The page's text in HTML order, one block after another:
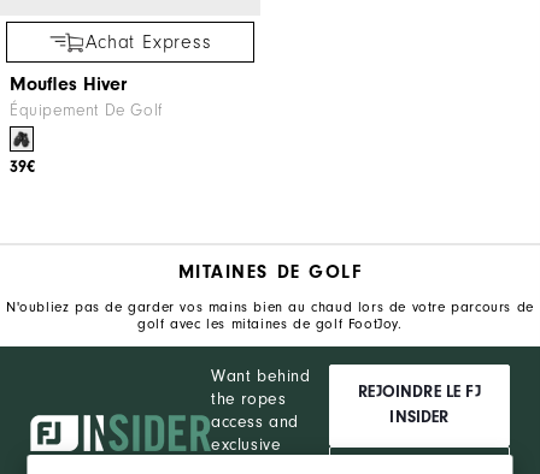
Achat Express
Moufles Hiver
Équipement De Golf
39€
MITAINES DE GOLF
N'oubliez pas de garder vos mains bien au chaud lors de votre parcours de
golf avec les mitaines de golf FootJoy.
Want behind
the ropes
access and
exclusive
REJOINDRE LE FJ
INSIDER